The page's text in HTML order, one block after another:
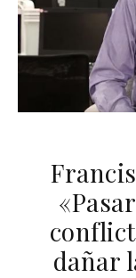
dañar